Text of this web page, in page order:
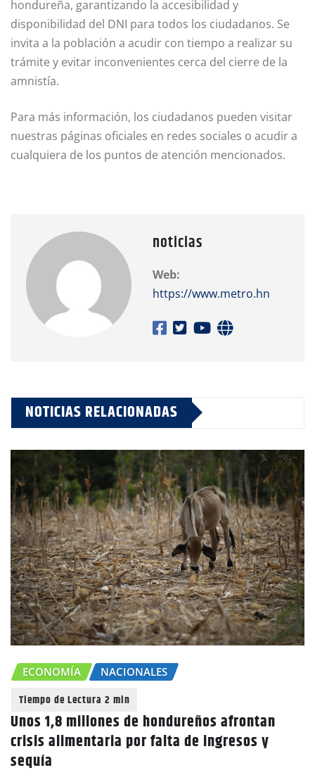
hondureña, garantizando la accesibilidad y
disponibilidad del DNI para todos los ciudadanos. Se
invita a la población a acudir con tiempo a realizar su
trámite y evitar inconvenientes cerca del cierre de la
amnistía.
Para más información, los ciudadanos pueden visitar
nuestras páginas oficiales en redes sociales o acudir a
cualquiera de los puntos de atención mencionados.
noticias
Web:
https://www.metro.hn
NOTICIAS RELACIONADAS
ECONOMÍA NACIONALES
Unos 1,8 millones de hondureños afrontan
crisis alimentaria por falta de ingresos y
sequía